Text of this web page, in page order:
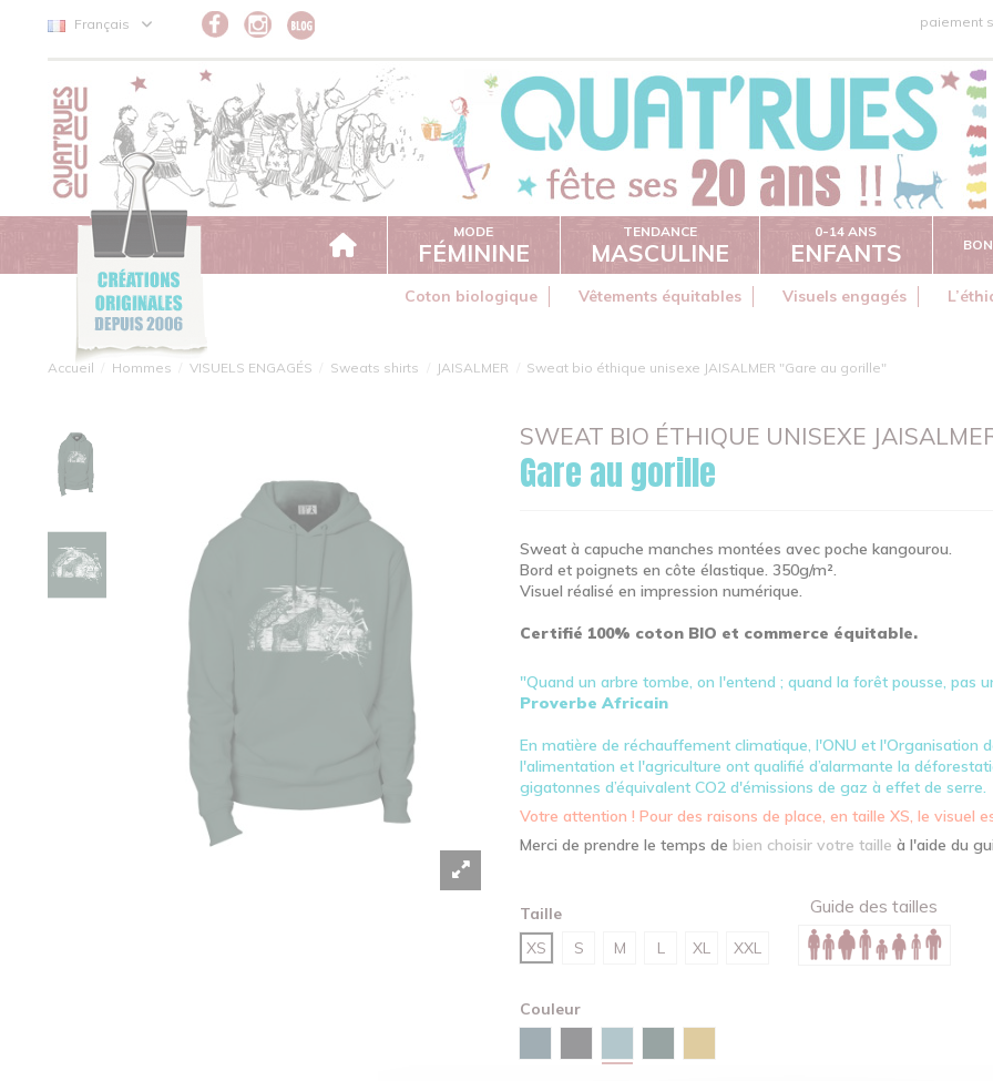
Français paiement
MODE
FÉMININE
TENDANCE
MASCULINE
0-14 ANS
ENFANTS
Coton biologique Vêtements équitables Visuels engagés
Accueil Hommes VISUELS ENGAGÉS Sweats shirts JAISALMER Sweat bio éthique unisexe JAISALMER "Gare au gorille"
SWEAT BIO ÉTHIQUE UNISEXE
Gare au gorille
Sweat à capuche manches montées avec poche kangourou.
Bord et poignets en côte élastique. 350g/m².
Visuel réalisé en impression numérique.
Certifié 100% coton BIO et commerce équitable.
"Quand un arbre tombe, on l'entend ; quand la forêt pousse, pas
Proverbe Africain
En matière de réchauffement climatique, l'ONU et l'Organisation
l'alimentation et l'agriculture ont qualifié d’alarmante la
gigatonnes d’équivalent CO2 d'émissions de gaz à effet de serre.
Votre attention ! Pour des raisons de place, en taille XS, le visuel
Merci de prendre le temps de bien choisir votre taille à l'aide du
Taille
XS
S M L XL XXL
Guide des tailles
Couleur